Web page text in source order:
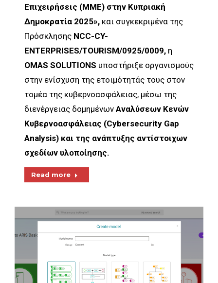
Επιχειρήσεις (ΜΜΕ) στην Κυπριακή
Δημοκρατία 2025», και συγκεκριμένα της
Πρόσκλησης NCC-CY-
ENTERPRISES/TOURISM/0925/0009, η
OMAS SOLUTIONS υποστήριξε οργανισμούς
στην ενίσχυση της ετοιμότητάς τους στον
τομέα της κυβερνοασφάλειας, μέσω της
διενέργειας δομημένων Αναλύσεων Κενών
Κυβερνοασφάλειας (Cybersecurity Gap
Analysis) και της ανάπτυξης αντίστοιχων
σχεδίων υλοποίησης.
Read more